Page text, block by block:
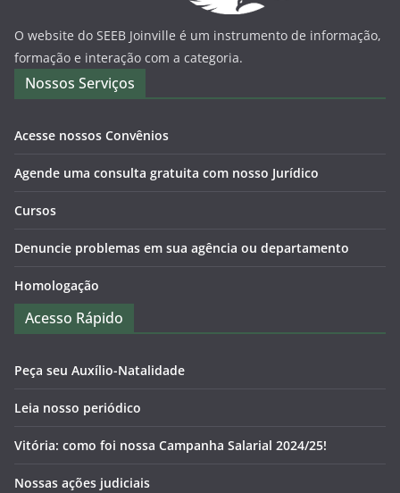
O website do SEEB Joinville é um instrumento de informação,
formação e interação com a categoria.
Nossos Serviços
Acesse nossos Convênios
Agende uma consulta gratuita com nosso Jurídico
Cursos
Denuncie problemas em sua agência ou departamento
Homologação
Acesso Rápido
Peça seu Auxílio-Natalidade
Leia nosso periódico
Vitória: como foi nossa Campanha Salarial 2024/25!
Nossas ações judiciais